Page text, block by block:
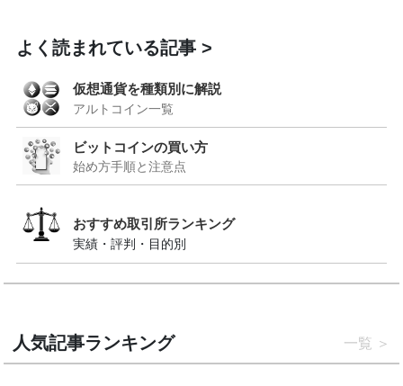
よく読まれている記事
仮想通貨を種類別に解説
アルトコイン一覧
ビットコインの買い方
始め方手順と注意点
おすすめ取引所ランキング
実績・評判・目的別
人気記事ランキング 一覧